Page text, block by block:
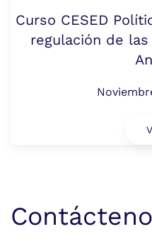
Curso CESED
regulación de